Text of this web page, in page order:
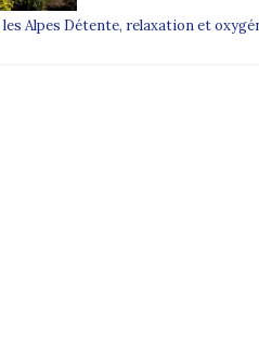
les Alpes Détente, relaxation et